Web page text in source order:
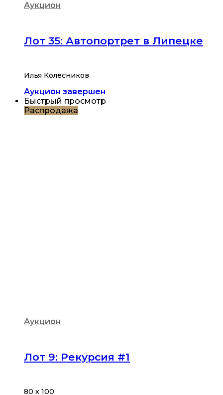
Аукцион
Лот 35: Автопортрет в Липецке
Илья Колесников
Аукцион завершен
Быстрый просмотр
Распродажа
Аукцион
Лот 9: Рекурсия #1
80 х 100